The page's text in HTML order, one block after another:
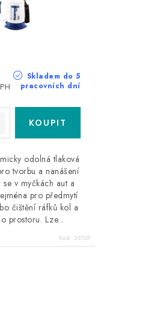
Skladem do 5
pracovních dní
odolná tlaková
tvorbu a nanášení
se v myčkách aut a
pro předmytí
čištění ráfků kol a
prostoru. Lze...
Kód: 26165